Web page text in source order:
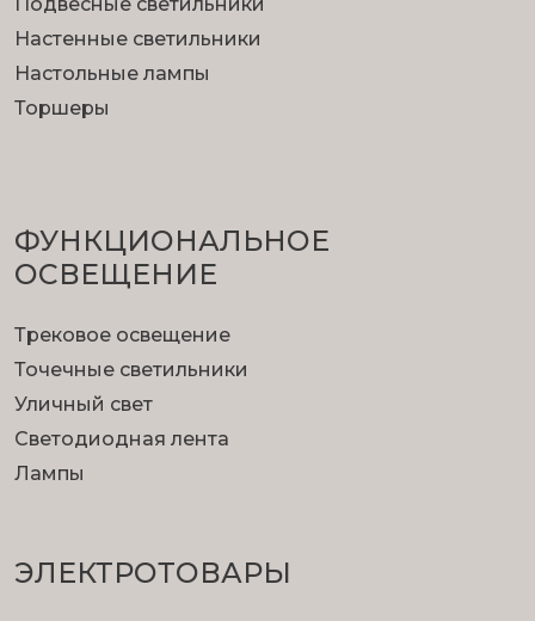
Настенные светильники
Настольные лампы
Торшеры
ФУНКЦИОНА­ЛЬНОЕ
ОСВЕЩЕНИЕ
Трековое освещение
Точечные светильники
Уличный свет
Светодиодная лента
Лампы
ЭЛЕКТРОТОВАРЫ